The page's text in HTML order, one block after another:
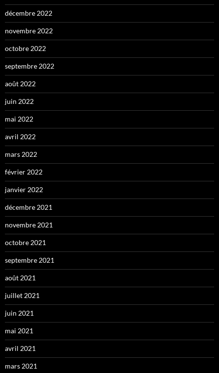
décembre 2022
novembre 2022
octobre 2022
septembre 2022
août 2022
juin 2022
mai 2022
avril 2022
mars 2022
février 2022
janvier 2022
décembre 2021
novembre 2021
octobre 2021
septembre 2021
août 2021
juillet 2021
juin 2021
mai 2021
avril 2021
mars 2021